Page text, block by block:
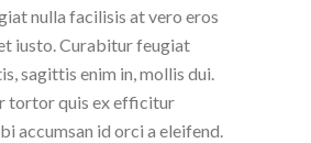
nulla facilisis at vero eros
iusto. Curabitur feugiat
sagittis enim in, mollis dui.
tortor quis ex efficitur
accumsan id orci a eleifend.